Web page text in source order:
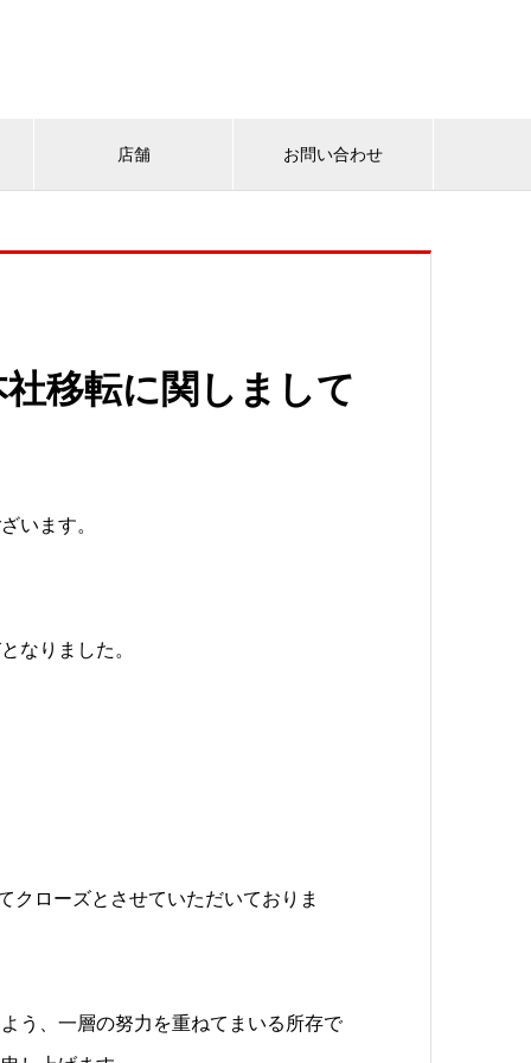
店舗 お問い合わせ
移転に関しまして
います。
なりました。
クローズとさせていただいておりま
う、一層の努力を重ねてまいる所存で